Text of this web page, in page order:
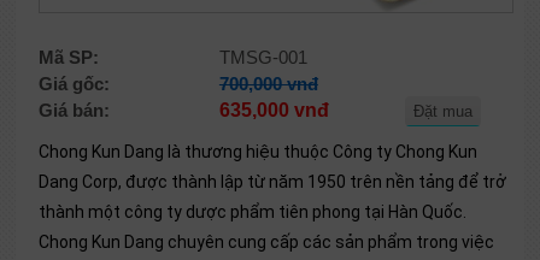
Mã SP:
TMSG-001
Giá gốc:
700,000 vnđ
Giá bán:
635,000 vnđ Đặt mua
Chong Kun Dang là thương hiệu thuộc Công ty Chong Kun
Dang Corp, được thành lập từ năm 1950 trên nền tảng để trở
thành một công ty dược phẩm tiên phong tại Hàn Quốc.
Chong Kun Dang chuyên cung cấp các sản phẩm trong việc